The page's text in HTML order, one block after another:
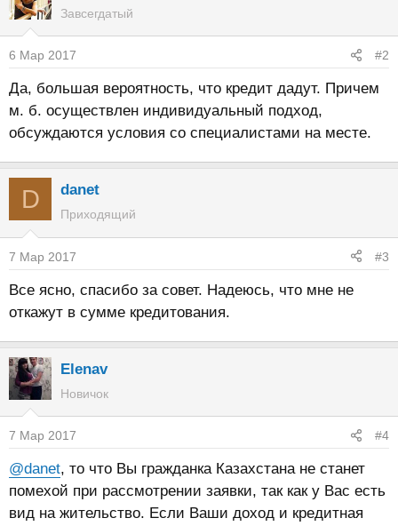
Завсегдатый
6 Мар 2017 #2
Да, большая вероятность, что кредит дадут. Причем
м. б. осуществлен индивидуальный подход,
обсуждаются условия со специалистами на месте.
D danet
Приходящий
7 Мар 2017 #3
Все ясно, спасибо за совет. Надеюсь, что мне не
откажут в сумме кредитования.
Elenav
Новичок
7 Мар 2017 #4
@danet, то что Вы гражданка Казахстана не станет
помехой при рассмотрении заявки, так как у Вас есть
вид на жительство. Если Ваши доход и кредитная